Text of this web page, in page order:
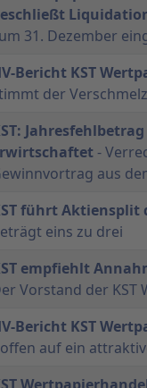
31. Dezember
Bericht KST
der
-
aus
führt Aktiensplit
eins zu drei
empfiehlt
Vorstand der KST
Bericht KST
auf ein